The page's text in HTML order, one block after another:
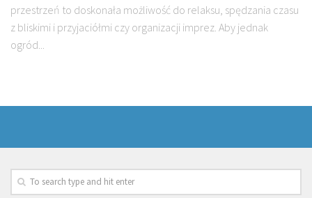
przestrzeń to doskonała możliwość do relaksu, spędzania czasu
z bliskimi i przyjaciółmi czy organizacji imprez. Aby jednak
ogród...